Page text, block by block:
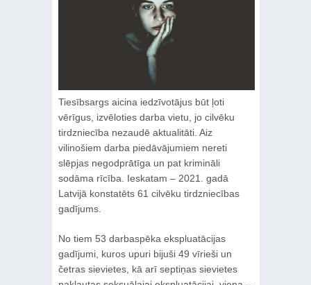
Tiesībsargs aicina iedzīvotājus būt ļoti
vērīgus, izvēloties darba vietu, jo cilvēku
tirdzniecība nezaudē aktualitāti. Aiz
vilinošiem darba piedāvājumiem nereti
slēpjas negodprātīga un pat krimināli
sodāma rīcība. Ieskatam – 2021. gadā
Latvijā konstatēts 61 cilvēku tirdzniecības
gadījums.
No tiem 53 darbaspēka ekspluatācijas
gadījumi, kuros upuri bijuši 49 vīrieši un
četras sievietes, kā arī septiņas sievietes